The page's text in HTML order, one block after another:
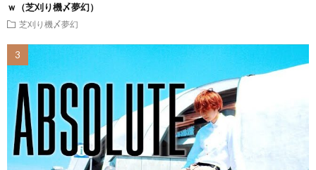
ｗ（芝刈り機〆夢幻）
芝刈り機〆夢幻